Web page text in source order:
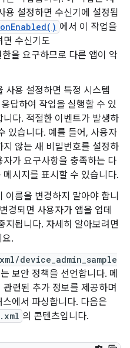
용 설정하면 수신기에 설정됩
onEnabled() 에서 이 작업을
면 수신기도
한을 요구하므로 다른 앱이 악
사용 설정하면 특정 시스템
답하여 작업을 실행할 수 있
다. 적절한 이벤트가 발생하
있습니다. 예를 들어, 사용자
않는 새 비밀번호를 설정하
가 요구사항을 충족하는 다
시지를 표시할 수 있습니다.
이름을 변경하지 말아야 합니
경되면 사용자가 앱을 업데
지됩니다. 자세히 알아보려면
.
device_admin_sample
보안 정책을 선언합니다. 메
련된 추가 정보를 제공하며
스에서 파싱합니다. 다음은
의 콘텐츠입니다.